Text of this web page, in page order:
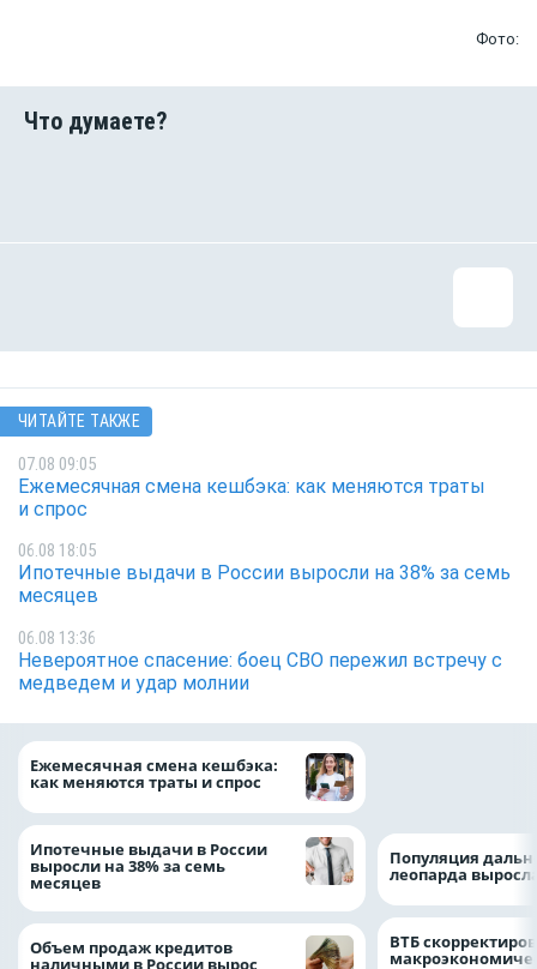
Фото:
ЧИТАЙТЕ ТАКЖЕ
07.08 09:05
Ежемесячная смена кешбэка: как меняются траты
и спрос
06.08 18:05
Ипотечные выдачи в России выросли на 38% за семь
месяцев
06.08 13:36
Невероятное спасение: боец СВО пережил встречу с
медведем и удар молнии
Ежемесячная смена кешбэка:
как меняются траты и спрос
Ипотечные выдачи в России
выросли на 38% за семь
месяцев
Объем продаж кредитов
наличными в России вырос
Популяция
леопарда
ВТБ